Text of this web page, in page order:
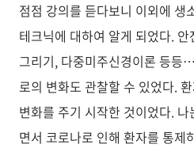
점점 강의를 듣다보니 이외에 생
테크닉에 대하여 알게 되었다.
그리기, 다중미주신경이론 등등
로의 변화도 관찰할 수 있었다.
변화를 주기 시작한 것이었다.
면서 코로나로 인해 환자를 통제